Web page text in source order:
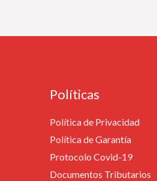
Políticas
Política de Privacidad
Política de Garantía
Protocolo Covid-19
Documentos Tributarios